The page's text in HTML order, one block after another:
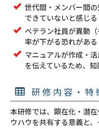
世代間・メンバー間
できていないと感じる
ベテラン社員が異動
率が下がる恐れがある
マニュアルが作成・
を伝えているため、
研修内容・特
本研修では、顕在化・潜
ウハウを共有する意義と